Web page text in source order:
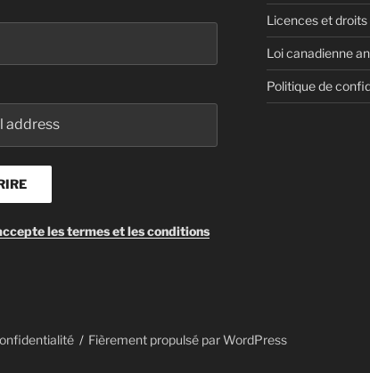
les termes et les conditions
Licences et droits
Loi canadienne
Politique de
Fièrement propulsé par WordPress